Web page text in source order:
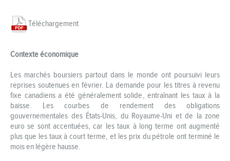
Téléchargement
Contexte économique
Les marchés boursiers partout dans le monde ont poursuivi leurs
reprises soutenues en février. La demande pour les titres à revenu
fixe canadiens a été généralement solide, entraînant les taux à la
baisse. Les courbes de rendement des obligations
gouvernementales des États-Unis, du Royaume-Uni et de la zone
euro se sont accentuées, car les taux à long terme ont augmenté
plus que les taux à court terme, et les prix du pétrole ont terminé le
mois en légère hausse.